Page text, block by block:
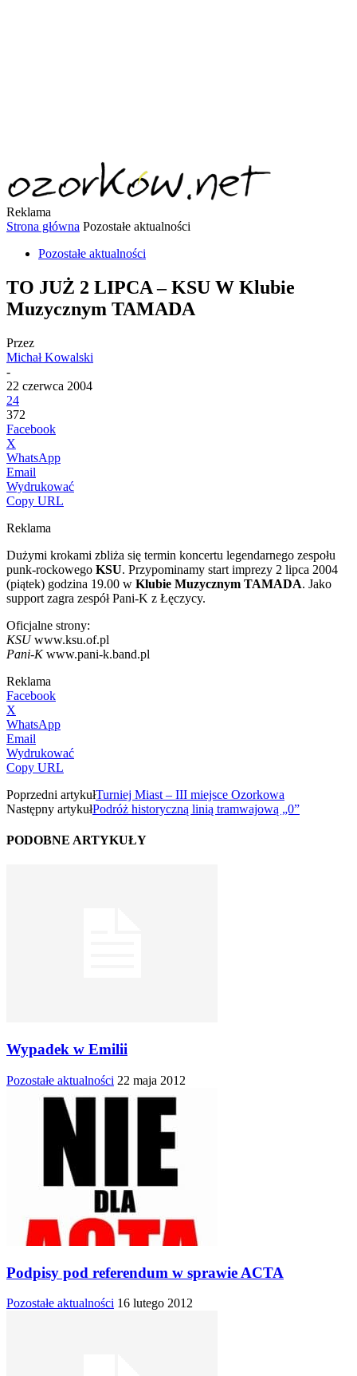
Reklama
Strona główna Pozostałe aktualności
Pozostałe aktualności
TO JUŻ 2 LIPCA – KSU W Klubie
Muzycznym TAMADA
Przez
Michał Kowalski
-
22 czerwca 2004
24
372
Facebook
X
WhatsApp
Email
Wydrukować
Copy URL
Reklama
Dużymi krokami zbliża się termin koncertu legendarnego zespołu
punk-rockowego KSU. Przypominamy start imprezy 2 lipca 2004
(piątek) godzina 19.00 w Klubie Muzycznym TAMADA. Jako
support zagra zespół Pani-K z Łęczycy.
Oficjalne strony:
KSUwww.ksu.of.pl
Pani-Kwww.pani-k.band.pl
Reklama
Facebook
X
WhatsApp
Email
Wydrukować
Copy URL
Poprzedni artykułTurniej Miast – III miejsce Ozorkowa
Następny artykułPodróż historyczną linią tramwajową „0”
PODOBNE ARTYKUŁY
Wypadek w Emilii
Pozostałe aktualności 22 maja 2012
Podpisy pod referendum w sprawie ACTA
Pozostałe aktualności 16 lutego 2012